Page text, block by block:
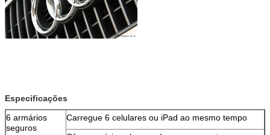
Ligaremos para você em breve!
Especificações
6 armários
seguros
Carregue 6 celulares ou iPad ao mesmo tempo